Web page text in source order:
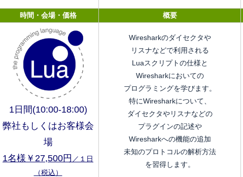
時間・会場・価格 概要
1日間(10:00-18:00)
弊社もしくはお客様会
場
1名様￥27,500円 ／１日
（税込）
Wiresharkのダイセクタや
リスナなどで利用される
Luaスクリプトの仕様と
Wiresharkにおいての
プログラミングを学びます。
特にWiresharkについて、
ダイセクタやリスナなどの
プラグインの記述や
Wiresharkへの機能の追加
未知のプロトコルの解析方法
を習得します。